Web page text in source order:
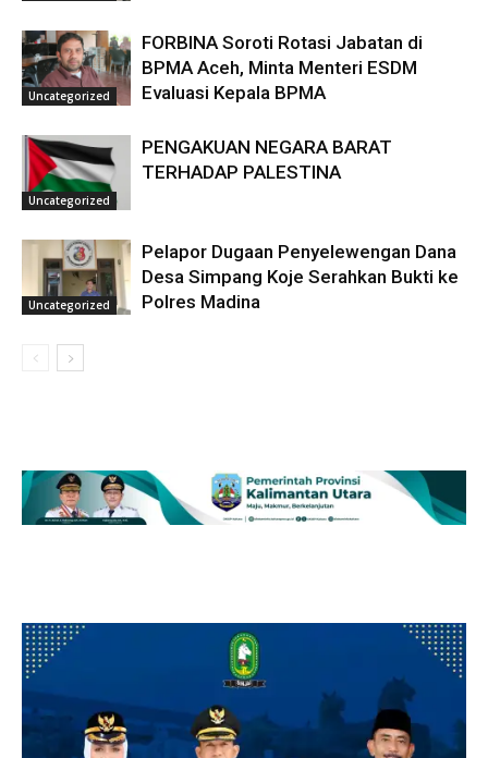
Uncategorized
FORBINA Soroti Rotasi Jabatan di
BPMA Aceh, Minta Menteri ESDM
Evaluasi Kepala BPMA
Uncategorized
PENGAKUAN NEGARA BARAT
TERHADAP PALESTINA
Uncategorized
Pelapor Dugaan Penyelewengan Dana
Desa Simpang Koje Serahkan Bukti ke
Polres Madina